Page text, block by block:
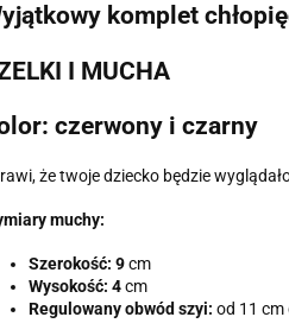
komplet
I MUCHA
czerwony i czarny
że twoje dziecko będzie
muchy:
Szerokość: 9cm
Wysokość: 4cm
Regulowany obwód szyi: od 11 cm